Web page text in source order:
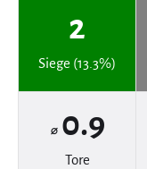
2
Siege (13.3%)
⌀ 0.9
Tore